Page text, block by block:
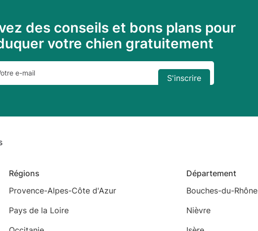
des conseils et bons plans pour
votre chien gratuitement
Régions
Provence-Alpes-Côte d'Azur
Pays de la Loire
Département
Bouches-du-Rhône
Nièvre